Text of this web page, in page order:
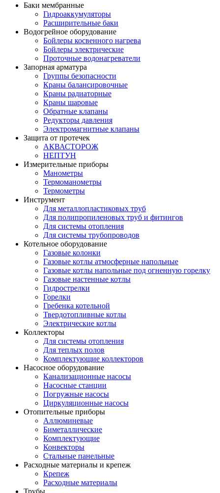
Баки мембранные
Гидроаккумуляторы
Расширительные баки
Водогрейное оборудование
Бойлеры косвенного нагрева
Бойлеры электрические
Проточные водонагреватели
Запорная арматура
Группы безопасности
Краны балансировочные
Краны радиаторные
Краны шаровые
Обратные клапаны
Редукторы давления
Электромагнитные клапаны
Защита от протечек
АКВАСТОРОЖ
НЕПТУН
Измерительные приборы
Манометры
Термоманометры
Термометры
Инструмент
Для металлопластиковых труб
Для полипропиленовых труб и фитингов
Для системы отопления
Для системы трубопроводов
Котельное оборудование
Газовые колонки
Газовые котлы атмосферные напольные
Газовые котлы напольные под огненную горелку
Газовые настенные котлы
Гидрострелки
Горелки
Гребенка котельной
Твердотопливные котлы
Электрические котлы
Коллекторы
Для системы отопления
Для теплых полов
Комплектующие коллекторов
Насосное оборудование
Канализационные насосы
Насосные станции
Погружные насосы
Циркуляционные насосы
Отопительные приборы
Аллюминевые
Биметаллические
Комплектующие
Конвекторы
Стальные панельные
Расходные материалы и крепеж
Крепеж
Расходные материалы
Трубы